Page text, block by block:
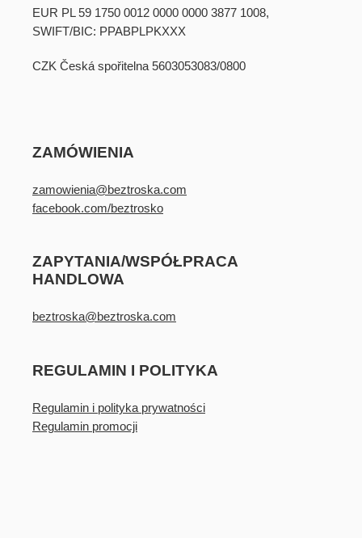
EUR PL 59 1750 0012 0000 0000 3877 1008,
SWIFT/BIC: PPABPLPKXXX
CZK Česká spořitelna 5603053083/0800
ZAMÓWIENIA
zamowienia@beztroska.com
facebook.com/beztrosko
ZAPYTANIA/WSPÓŁPRACA
HANDLOWA
beztroska@beztroska.com
REGULAMIN I POLITYKA
Regulamin i polityka prywatności
Regulamin promocji